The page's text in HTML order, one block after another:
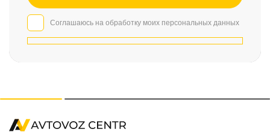
Соглашаюсь на обработку моих персональных данных